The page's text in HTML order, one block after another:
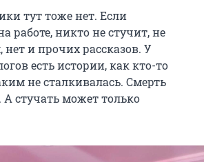
тут тоже нет. Если
работе, никто не стучит, не
и прочих рассказов. У
есть истории, как кто-то
не сталкивалась. Смерть
А стучать может только